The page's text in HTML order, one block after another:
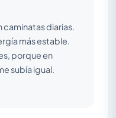
diarias.
más estable.
porque en
subía igual.